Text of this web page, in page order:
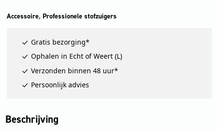
Accessoire, Professionele stofzuigers
Gratis bezorging*
Ophalen in Echt of Weert (L)
Verzonden binnen 48 uur*
Persoonlijk advies
Beschrijving